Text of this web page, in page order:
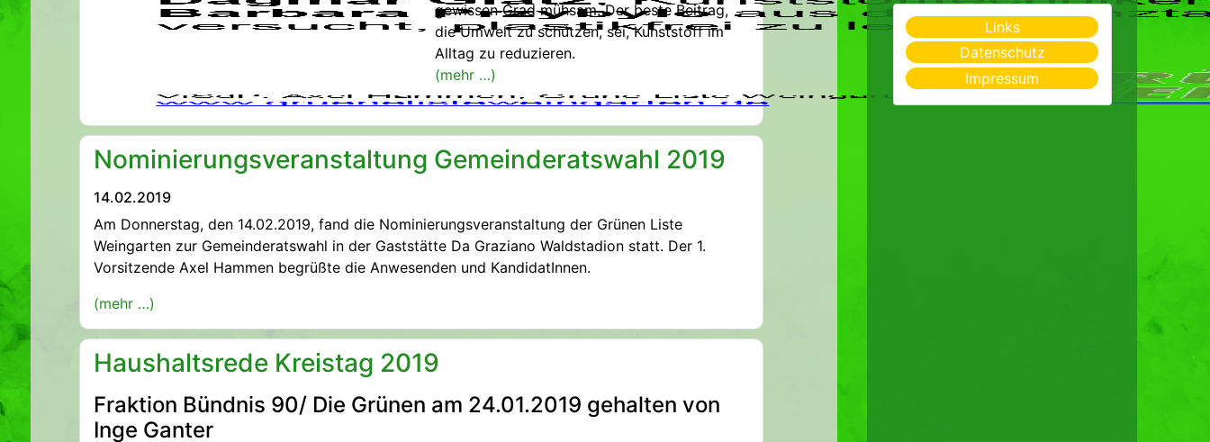
gewissen Grad mühsam. Der beste Beitrag,
die Umwelt zu schützen, sei, Kunststoff im
Alltag zu reduzieren.
(mehr …)
Nominierungsveranstaltung Gemeinderatswahl 2019
14.02.2019
Am Donnerstag, den 14.02.2019, fand die Nominierungsveranstaltung der Grünen Liste
Weingarten zur Gemeinderatswahl in der Gaststätte Da Graziano Waldstadion statt. Der 1.
Vorsitzende Axel Hammen begrüßte die Anwesenden und KandidatInnen.
(mehr …)
Haushaltsrede Kreistag 2019
Fraktion Bündnis 90/ Die Grünen am 24.01.2019 gehalten von
Inge Ganter
Links
Datenschutz
Impressum